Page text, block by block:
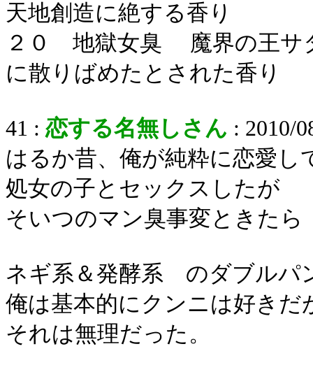
天地創造に絶する香り
２０ 地獄女臭 魔界の王サ
に散りばめたとされた香り
41 : 恋する名無しさん : 2010/
はるか昔、俺が純粋に恋愛し
処女の子とセックスしたが
そいつのマン臭事変ときた
ネギ系＆発酵系 のダブルパ
俺は基本的にクンニは好きだ
それは無理だった。